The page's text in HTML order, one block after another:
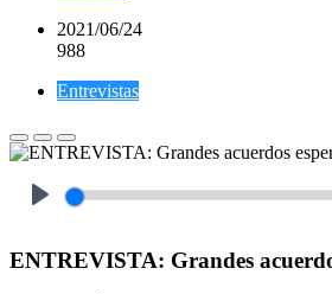
2021/06/24
988
Entrevistas
ENTREVISTA: Grandes